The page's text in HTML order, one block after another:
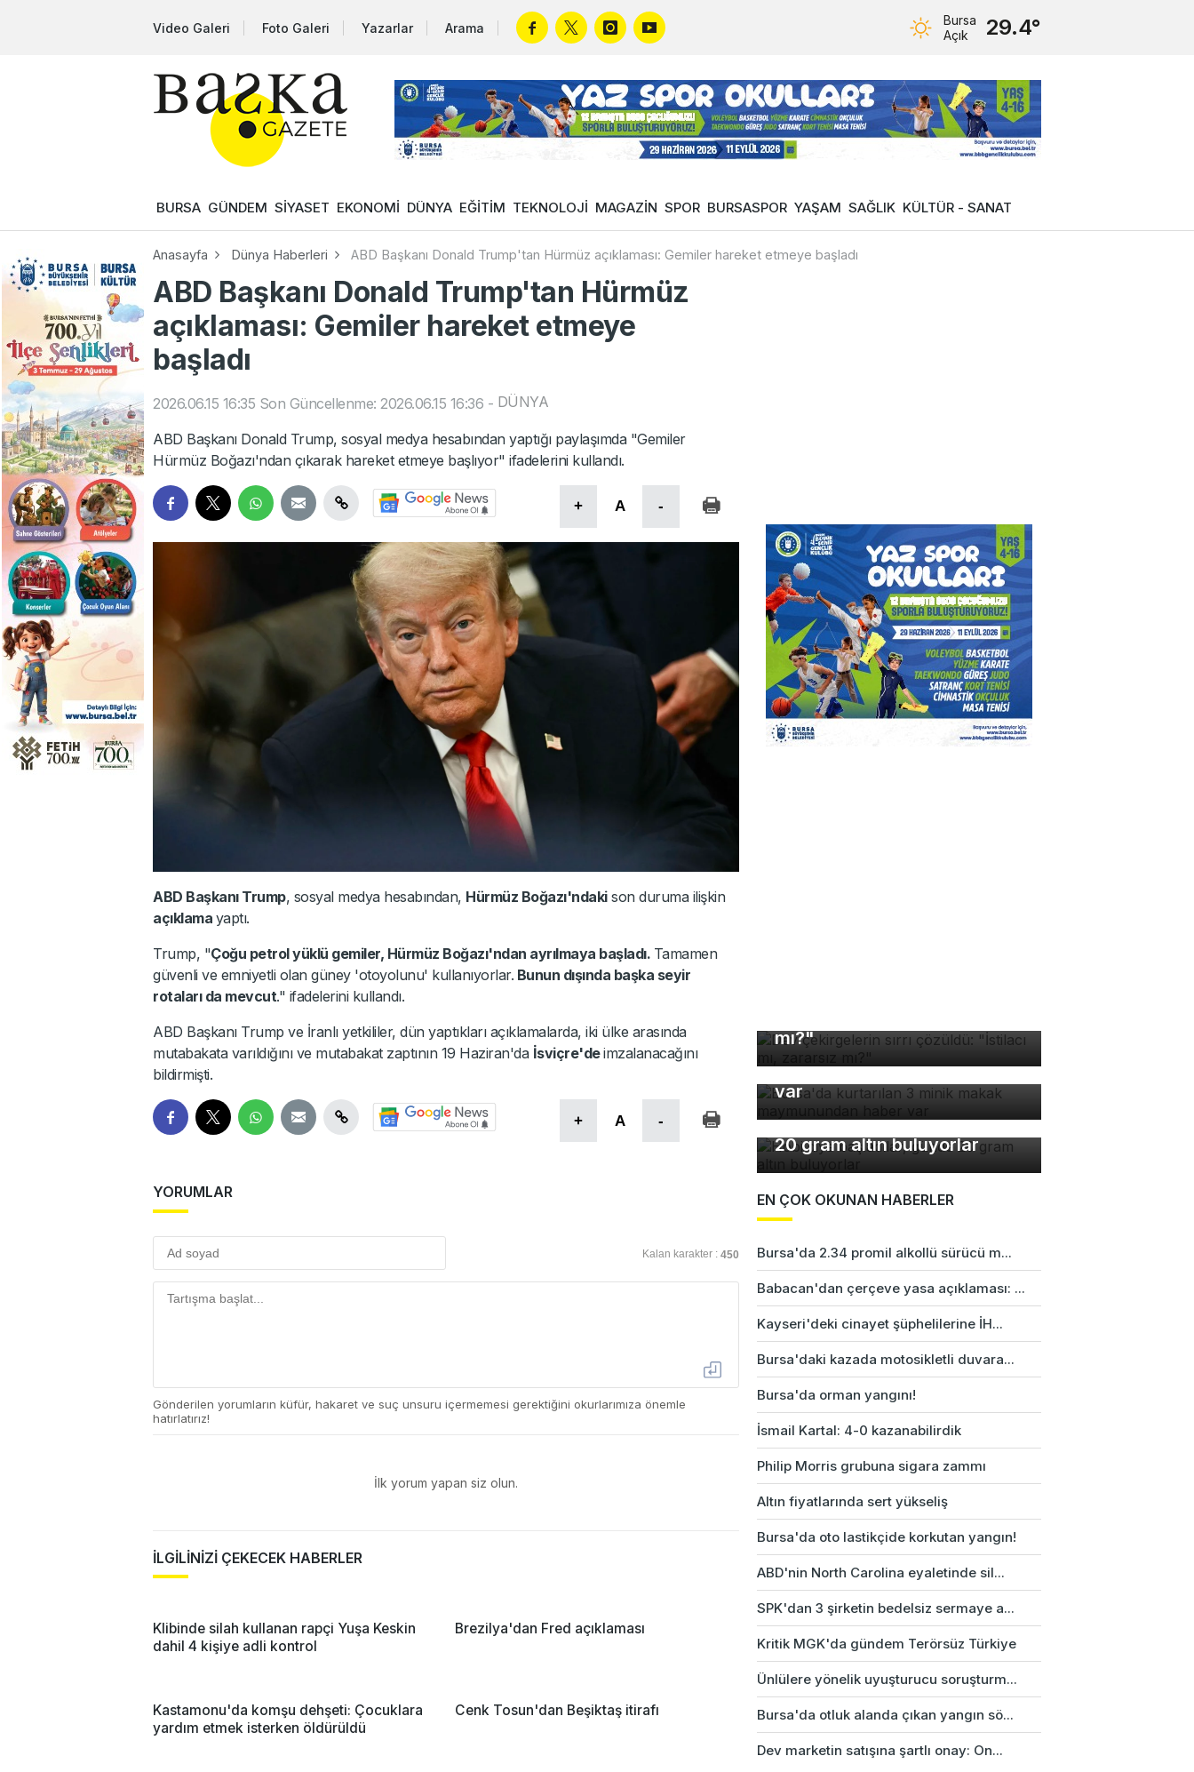
Video Galeri Foto Galeri Yazarlar Arama
Bursa
Açık
29.4°
BURSA GÜNDEM SİYASET EKONOMİ DÜNYA EĞİTİM TEKNOLOJİ MAGAZİN SPOR BURSASPOR YAŞAM SAĞLIK KÜLTÜR - SANAT
Anasayfa Dünya Haberleri ABD Başkanı Donald Trump'tan Hürmüz açıklaması: Gemiler hareket etmeye başladı
ABD Başkanı Donald Trump'tan Hürmüz
açıklaması: Gemiler hareket etmeye
başladı
2026.06.15 16:35 Son Güncellenme: 2026.06.15 16:36 - DÜNYA
ABD Başkanı Donald Trump, sosyal medya hesabından yaptığı paylaşımda "Gemiler
Hürmüz Boğazı'ndan çıkarak hareket etmeye başlıyor" ifadelerini kullandı.
+ A -
ABD Başkanı Trump, sosyal medya hesabından, Hürmüz Boğazı'ndakison duruma ilişkin
açıklama yaptı.
Trump, "Çoğu petrol yüklü gemiler, Hürmüz Boğazı'ndan ayrılmaya başladı. Tamamen
güvenli ve emniyetli olan güney 'otoyolunu' kullanıyorlar. Bunun dışında başka seyir
rotaları da mevcut." ifadelerini kullandı.
ABD Başkanı Trump ve İranlı yetkililer, dün yaptıkları açıklamalarda, iki ülke arasında
mutabakata varıldığını ve mutabakat zaptının 19 Haziran'da İsviçre'deimzalanacağını
bildirmişti.
+ A -
YORUMLAR
Kalan karakter : 450
Gönderilen yorumların küfür, hakaret ve suç unsuru içermemesi gerektiğini okurlarımıza önemle
hatırlatırız!
İlk yorum yapan siz olun.
İLGİLİNİZİ ÇEKECEK HABERLER
Klibinde silah kullanan rapçi Yuşa Keskin
dahil 4 kişiye adli kontrol
Brezilya'dan Fred açıklaması
Kastamonu'da komşu dehşeti: Çocuklara
yardım etmek isterken öldürüldü
Cenk Tosun'dan Beşiktaş itirafı
mı?"
Bursa'da kurtarılan 3 minik
makak maymunundan haber
var
Hobi diye başladılar, günde
20 gram altın buluyorlar
EN ÇOK OKUNAN HABERLER
Bursa'da 2.34 promil alkollü sürücü m...
Babacan'dan çerçeve yasa açıklaması: ...
Kayseri'deki cinayet şüphelilerine İH...
Bursa'daki kazada motosikletli duvara...
Bursa'da orman yangını!
İsmail Kartal: 4-0 kazanabilirdik
Philip Morris grubuna sigara zammı
Altın fiyatlarında sert yükseliş
Bursa'da oto lastikçide korkutan yangın!
ABD'nin North Carolina eyaletinde sil...
SPK'dan 3 şirketin bedelsiz sermaye a...
Kritik MGK'da gündem Terörsüz Türkiye
Ünlülere yönelik uyuşturucu soruşturm...
Bursa'da otluk alanda çıkan yangın sö...
Dev marketin satışına şartlı onay: On...